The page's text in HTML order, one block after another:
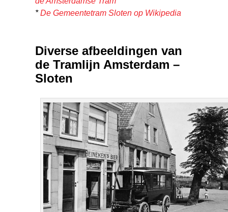
*De Gemeentetram Sloten op Wikipedia
Diverse afbeeldingen van
de Tramlijn Amsterdam –
Sloten